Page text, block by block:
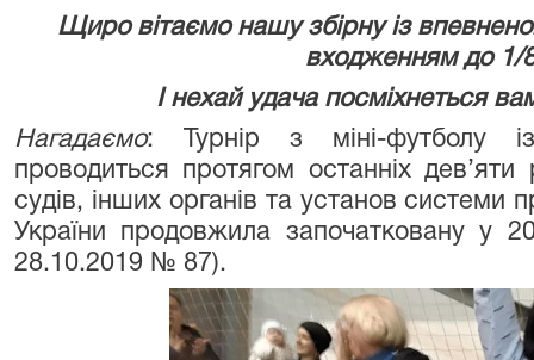
Щиро вітаємо нашу збірну із
входженням до 1/
І нехай удача посміхнеться
Нагадаємо: Турнір з міні-футболу
проводиться протягом останніх дев’яти
судів, інших органів та установ системи
України продовжила започатковану у
28.10.2019 № 87).